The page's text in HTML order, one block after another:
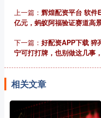
上一篇： 辉煌配资平台 软件
亿元，蚂蚁阿福验证赛道高
下一篇： 好配资APP下载 猝
宁可打打牌，也别做这几事
相关文章